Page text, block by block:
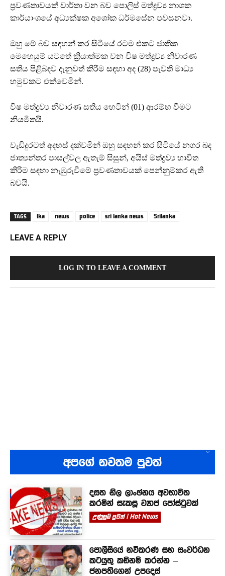
ප්‍රවණතාවයක් වාර්තා වන බව පොලිස් මත්ද්‍රව්‍ය නාශක
කාර්යාංශයේ අධ්‍යක්ෂක අශෝක ධර්මසේන පවසනවා.
ඔහු මේ බව සඳහන් කර සිටියේ රටම එකට ජාතික
මෙහෙයුම් යටතේ ක්‍රියාත්මක වන විෂ මත්ද්‍රව්‍ය නිවාරණ
සතිය පිළිබඳව දැනුවත් කිරීම සඳහා අද (28) පැවති මාධ්‍ය
හමුවකට එක්වෙමින්.
විෂ මත්ද්‍රව්‍ය නිවාරණ සතිය හෙටින් (01) ආරම්භ වීමට
නියමිතයි.
වැඩිදුරටත් අදහස් දක්වමින් ඔහු සඳහන් කර සිටියේ නගර බද
ජාත්‍යන්තර පාසල්වල ඇතැම් සිසුන්, අයිස් මත්ද්‍රව්‍ය භාවිත
කිරිම සඳහා නැඹුරුවීමේ ප්‍රවණතාවයක් පෙන්නුම්කර ඇති
බවයි.
TAGS lka news police sri lanka news Srilanka
LEAVE A REPLY
LOG IN TO LEAVE A COMMENT
අපගේ නවතම පුවත්
දසත නිල ලාංඡනය අවභාවිත
කරමින් සැකසූ ව්‍යාජ පෝස්ටුවක්
උණුසුම් පුවත් | Hot News
පොලීසියේ නවීකරණ සහ සංවර්ධන
කටයුතු කඩිනම් කරන්න –
ජනපතිගෙන් උපදෙස්